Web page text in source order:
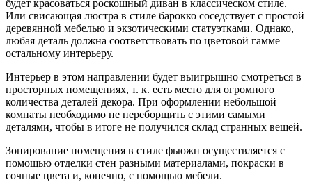
будет красоваться роскошный диван в классическом стиле.
Или свисающая люстра в стиле барокко соседствует с простой
деревянной мебелью и экзотическими статуэтками. Однако,
любая деталь должна соответствовать по цветовой гамме
остальному интерьеру.
Интерьер в этом направлении будет выигрышно смотреться в
просторных помещениях, т. к. есть место для огромного
количества деталей декора. При оформлении небольшой
комнаты необходимо не переборщить с этими самыми
деталями, чтобы в итоге не получился склад странных вещей.
Зонирование помещения в стиле фьюжн осуществляется с
помощью отделки стен разными материалами, покраски в
сочные цвета и, конечно, с помощью мебели.